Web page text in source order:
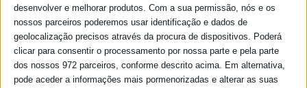
desenvolver e melhorar produtos. Com a sua permissão, nós e os
nossos parceiros poderemos usar identificação e dados de
geolocalização precisos através da procura de dispositivos. Poderá
clicar para consentir o processamento por nossa parte e pela parte
dos nossos 972 parceiros, conforme descrito acima. Em alternativa,
pode aceder a informações mais pormenorizadas e alterar as suas
Junta de Freguesia - Edital n.º 21/2015
Deliberações com eficácia externa da reunião realizada no dia 16 de
Dezembro de 2015.
08-01-2016